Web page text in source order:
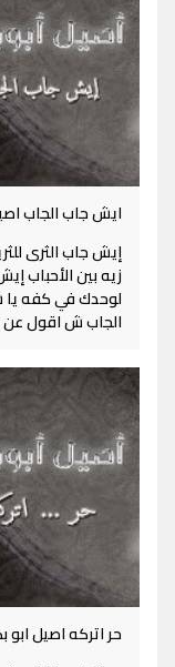
ايش جاب الجاب
إيش جاب الثرى
زيه بين الأحباب
لوحدك في كفه
الجاب ش اقول
حر اتركه اصيل ابو